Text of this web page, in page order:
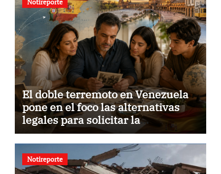
Notireporte
El doble terremoto en Venezuela
pone en el foco las alternativas
legales para solicitar la
nacionalidad por parte de
personas con vínculos familiares
en España y Portugal
Notireporte